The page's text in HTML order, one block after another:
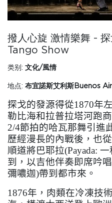
撥人心旋 激情樂舞 -
Tango Show
类别: 文化/風情
地点: 布宜諾斯艾利斯Buenos
探戈的發源得從1870年
勒比海和拉普拉塔河跑
2/4節拍的哈瓦那舞引進
歷經漫長的內戰後，也
順道將巴耶拉(Payada: 一
到，以吉他伴奏即席吟
彌噥迦)帶到都市來。
1876年，肉類在冷凍技